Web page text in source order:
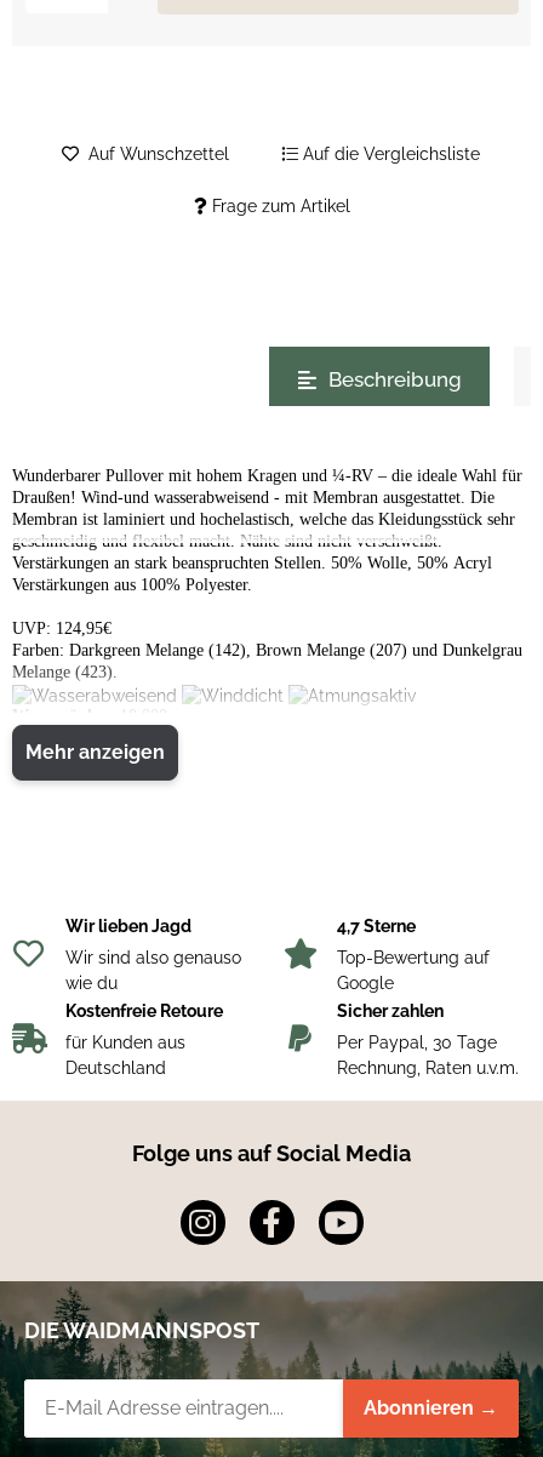
Frage zum Artikel
Auf Wunschzettel Auf die Vergleichsliste
Beschreibung
Wunderbarer Pullover mit hohem Kragen und ¼-RV – die ideale Wahl für
Draußen! Wind-und wasserabweisend - mit Membran ausgestattet. Die
Membran ist laminiert und hochelastisch, welche das Kleidungsstück sehr
geschmeidig und flexibel macht. Nähte sind nicht verschweißt.
Verstärkungen an stark beanspruchten Stellen. 50% Wolle, 50% Acryl
Verstärkungen aus 100% Polyester.
UVP: 124,95€
Farben: Darkgreen Melange (142), Brown Melange (207) und Dunkelgrau
Melange (423).
Wassersäule:
Atmungsaktivität:14.000 g/m
Mehr anzeigen
Wir lieben Jagd
Wir sind also genauso
wie du
4,7 Sterne
Top-Bewertung auf
Google
Kostenfreie Retoure
für Kunden aus
Deutschland
Sicher zahlen
Per Paypal, 30 Tage
Rechnung, Raten u.v.m.
Folge uns auf Social Media
DIE WAIDMANNSPOST
Abonnieren →